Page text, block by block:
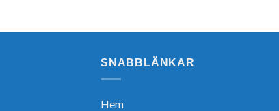
SNABBLÄNKAR
Hem